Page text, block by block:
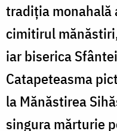
tradiția monahală
cimitirul
iar biserica
Catapeteasma
la Mănăstirea
singura mărturie